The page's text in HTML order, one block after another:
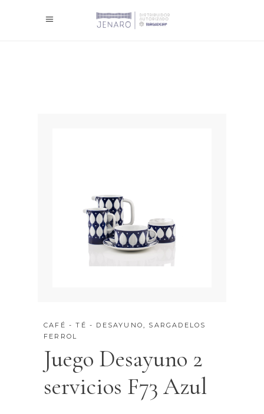
CAFÉ - TÉ - DESAYUNO, SARGADELOS
FERROL
Juego Desayuno 2
servicios F73 Azul